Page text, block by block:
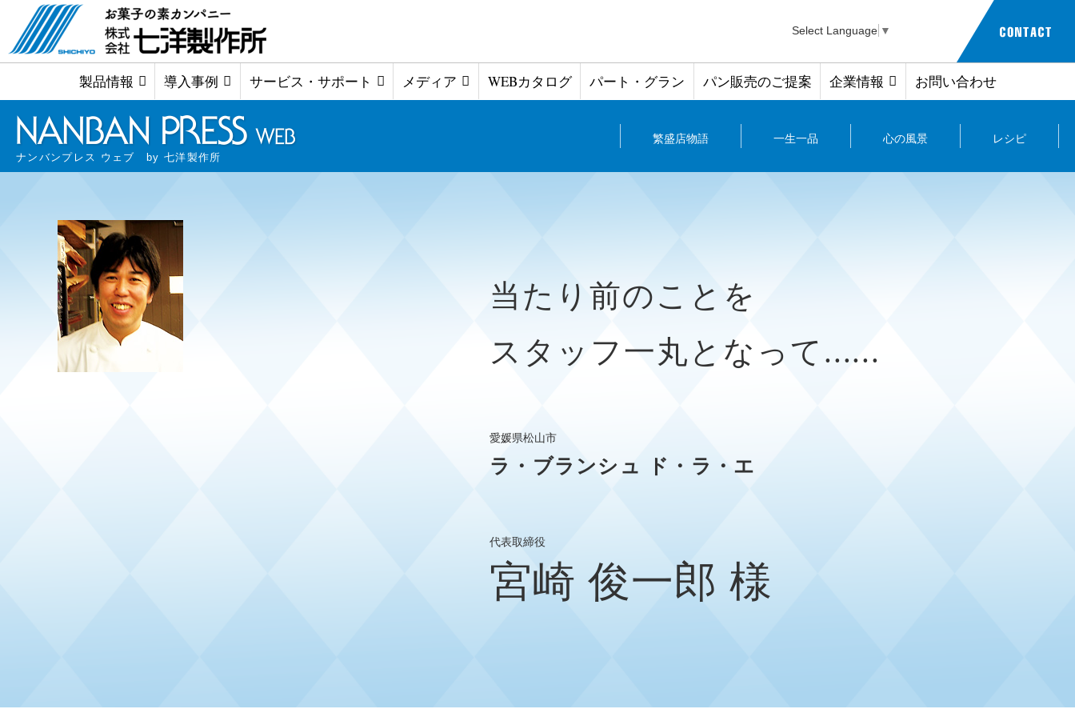
製品情報 導入事例 サービス・サポート メディア WEBカタログ パート・グラン パン販売のご提案 企業情報 お問い合わせ
Select Language ▼
ナンバンプレス ウェブ by 七洋製作所
繁盛店物語 一生一品 心の風景 レシピ
当たり前のことを
スタッフ一丸となって......
愛媛県松山市
ラ・ブランシュ ド・ラ・エ
代表取締役
宮崎 俊一郎 様